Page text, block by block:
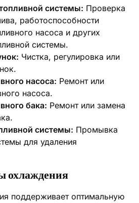
системы: Проверка
работоспособности
насоса и других
системы.
Чистка, регулировка или
насоса: Ремонт или
насоса.
бака: Ремонт или замена
системы: Промывка
для удаления
охлаждения
поддерживает оптимальную